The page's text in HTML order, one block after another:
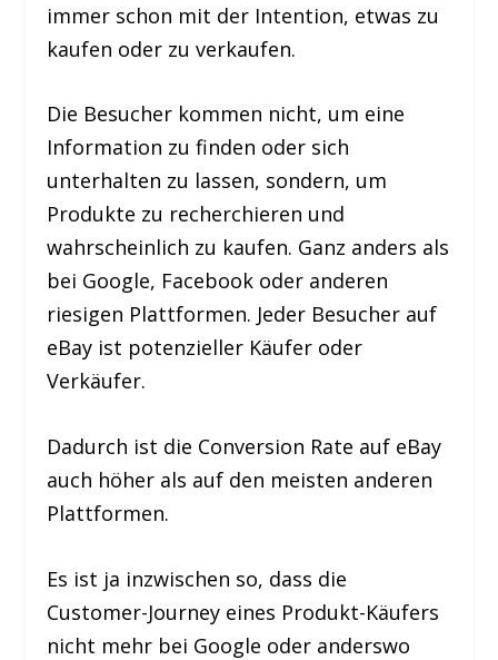
immer schon mit der Intention, etwas zu
kaufen oder zu verkaufen.
Die Besucher kommen nicht, um eine
Information zu finden oder sich
unterhalten zu lassen, sondern, um
Produkte zu recherchieren und
wahrscheinlich zu kaufen. Ganz anders als
bei Google, Facebook oder anderen
riesigen Plattformen. Jeder Besucher auf
eBay ist potenzieller Käufer oder
Verkäufer.
Dadurch ist die Conversion Rate auf eBay
auch höher als auf den meisten anderen
Plattformen.
Es ist ja inzwischen so, dass die
Customer-Journey eines Produkt-Käufers
nicht mehr bei Google oder anderswo